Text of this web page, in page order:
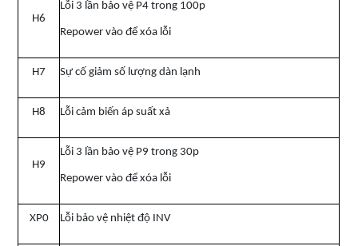
H6
Lỗi 3 lần bảo vệ P4 trong 100p
Repower vào để xóa lỗi
H7 Sự cố giảm số lượng dàn lạnh
H8 Lỗi cảm biến áp suất xả
H9
Lỗi 3 lần bảo vệ P9 trong 30p
Repower vào để xóa lỗi
XP0 Lỗi bảo vệ nhiệt độ INV